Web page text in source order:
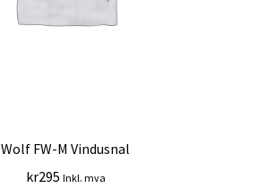
Wolf FW-M Vindusnal
kr295 Inkl. mva